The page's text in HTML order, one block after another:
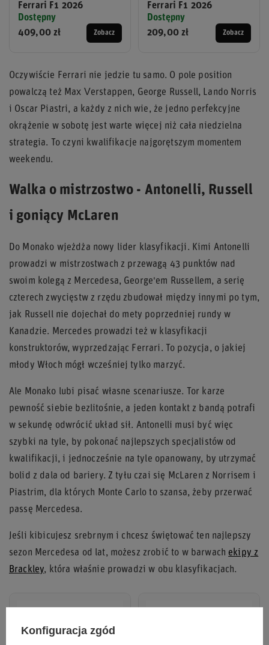
Ferrari F1 2026
Dostępny
409,00 zł
Zobacz
Ferrari F1 2026
Dostępny
209,00 zł
Zobacz
Oczywiście Ferrari nie jedzie tu samo. O pole position
powalczą też Max Verstappen, George Russell, Lando Norris
i Oscar Piastri, a każdy z nich wie, że jedno perfekcyjne
okrążenie w sobotę jest warte więcej niż cała niedzielna
strategia. To czyni kwalifikacje najgorętszym momentem
weekendu.
Walka o mistrzostwo - Antonelli, Russell
i goniący McLaren
Do Monako wjeżdża nowy lider klasyfikacji. Kimi Antonelli
prowadzi w mistrzostwach z przewagą 43 punktów nad
swoim kolegą z Mercedesa, George'em Russellem, a serię
czterech zwycięstw z rzędu zbudował między innymi po tym,
jak Russell nie dojechał do mety poprzedniej rundy w
Kanadzie. Mercedes prowadzi też w klasyfikacji
konstruktorów, wyprzedzając Ferrari. To pozycja, o jakiej
młody Włoch mógł wcześniej tylko marzyć.
Ale Monako lubi pisać własne scenariusze. Tor karze
pewność siebie bezlitośnie, a jeden kontakt z bandą potrafi
w sekundę odwrócić układ sił. Antonelli musi być więc
szybki na tyle, by pokonać najlepszych specjalistów od
kwalifikacji, i jednocześnie na tyle opanowany, by utrzymać
bolid z dala od bariery. Z tyłu czai się McLaren z Norrisem i
Piastrim, dla których Monte Carlo to szansa, żeby przerwać
passę Mercedesa.
Jeśli kibicujesz srebrnym i chcesz świętować ten najlepszy
sezon Mercedesa od lat, możesz zrobić to w barwach ekipy z
Brackley, która właśnie prowadzi w obu klasyfikacjach.
Konfiguracja zgód